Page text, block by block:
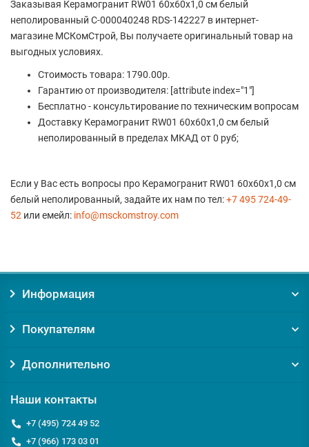
Заказывая Керамогранит RW01 60x60x1,0 см белый
неполированный С-000040248 RDS-142227 в интернет-
магазине МСКомСтрой, Вы получаете оригинальный товар на
выгодных условиях.
Стоимость товара: 1790.00р.
Гарантию от производителя: [attribute index="1"]
Бесплатно - консультирование по техническим вопросам
Доставку Керамогранит RW01 60x60x1,0 см белый
неполированный в пределах МКАД от 0 руб;
Если у Вас есть вопросы про Керамогранит RW01 60x60x1,0 см
белый неполированный, задайте их нам по тел:+7 495 724-49-
52 или емейл: info@msckomstroy.com
Информация
Покупателям
Дополнительно
Наши контакты
+7 (495) 724 49 52
+7 (966) 173 03 01